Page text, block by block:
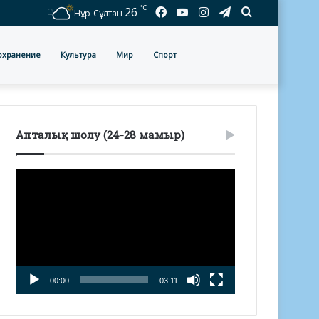
Іздеу
Telegram
Instagram
YouTube
Facebook
Нұр-Сұлтан 26 ℃
Культура Мир Спорт
Апталық шолу (24-28 мамыр)
00:00 03:11